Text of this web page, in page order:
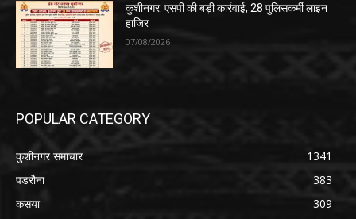
कुशीनगर: एसपी की बड़ी कार्रवाई, 28 पुलिसकर्मी लाइन
हाजिर
07/08/2026
POPULAR CATEGORY
कुशीनगर समाचार
1341
पडरौना
383
कसया
309